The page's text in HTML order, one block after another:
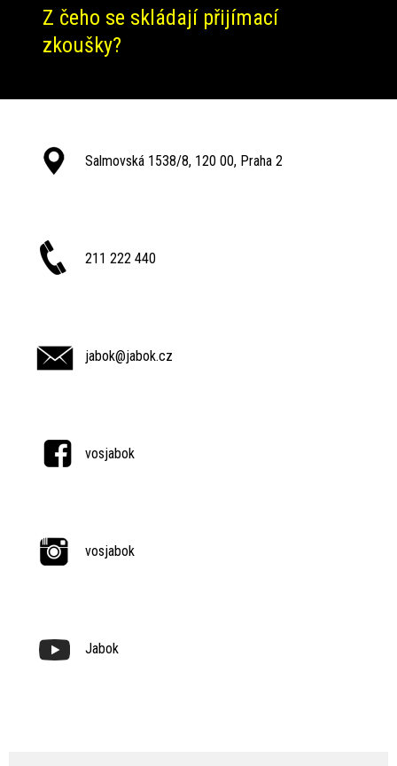
Z čeho se skládají přijímací
zkoušky?
Salmovská 1538/8, 120 00, Praha 2
211 222 440
jabok@jabok.cz
vosjabok
vosjabok
Jabok